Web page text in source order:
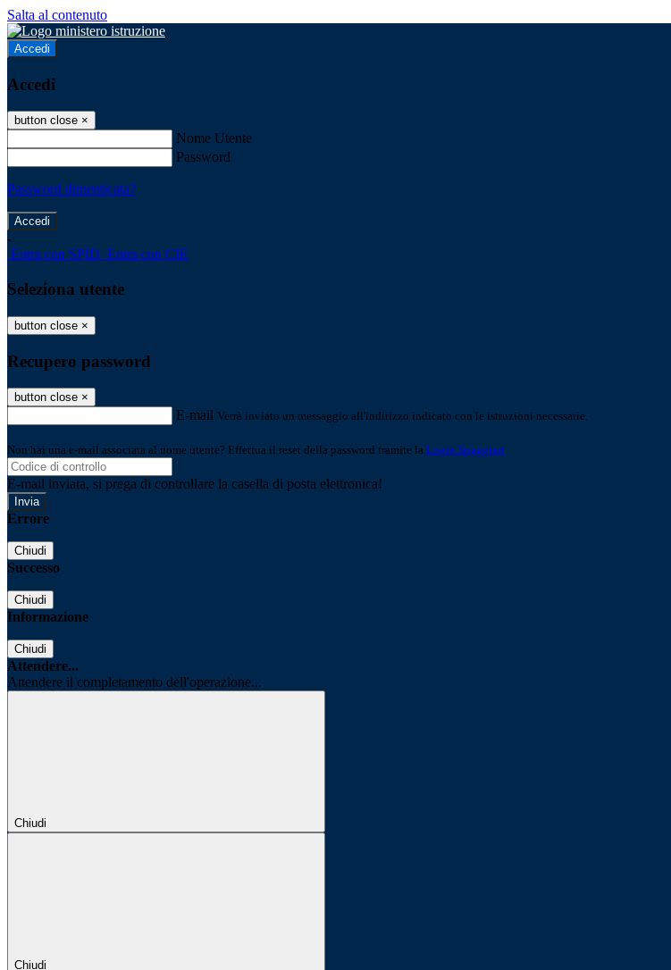
Salta al contenuto
Accedi
Accedi
button close ×
Nome Utente
Password
Password dimenticata?
-
Entra con SPID Entra con CIE
Seleziona utente
button close ×
Recupero password
button close ×
E-mail Verrà inviato un messaggio all'indirizzo indicato con le istruzioni necessarie.
Non hai una e-mail associata al nome utente? Effettua il reset della password tramite la Login Spaggiari
E-mail inviata, si prega di controllare la casella di posta elettronica!
Errore
Chiudi
Successo
Chiudi
Informazione
Chiudi
Attendere...
Attendere il completamento dell'operazione...
Chiudi
Chiudi